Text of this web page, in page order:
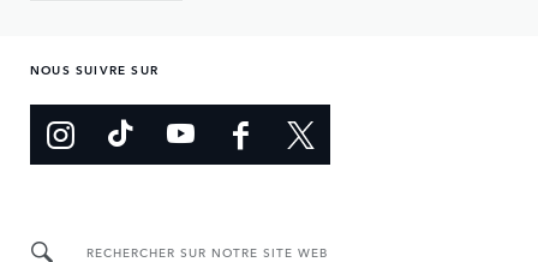
NOUS SUIVRE SUR
RECHERCHER SUR NOTRE SITE WEB